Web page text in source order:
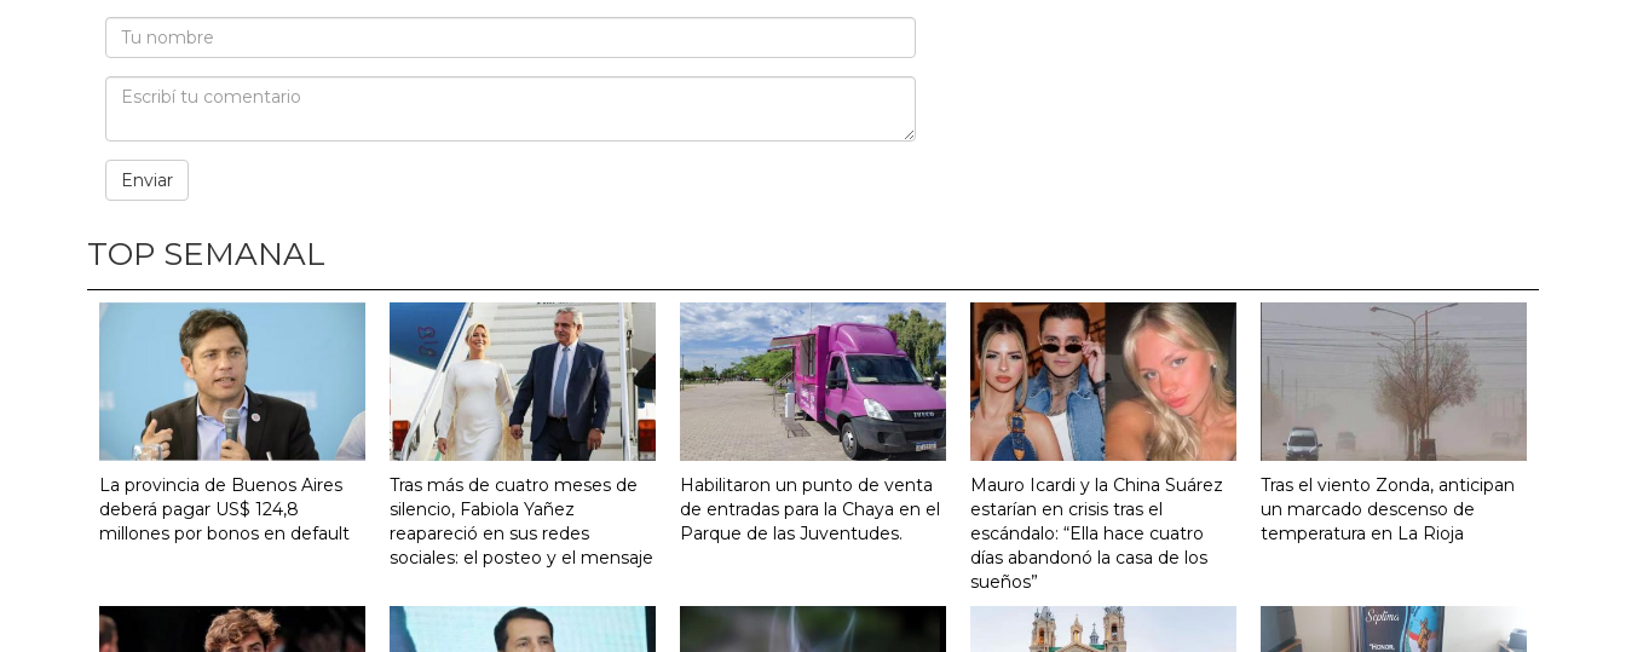
TOP SEMANAL
La provincia de Buenos Aires
deberá pagar US$ 124,8
millones por bonos en default
Tras más de cuatro meses de
silencio, Fabiola Yañez
reapareció en sus redes
sociales: el posteo y el mensaje
Habilitaron un punto de venta
de entradas para la Chaya en el
Parque de las Juventudes.
Mauro Icardi y la China Suárez
estarían en crisis tras el
escándalo: “Ella hace cuatro
días abandonó la casa de los
sueños”
Tras el viento Zonda, anticipan
un marcado descenso de
temperatura en La Rioja